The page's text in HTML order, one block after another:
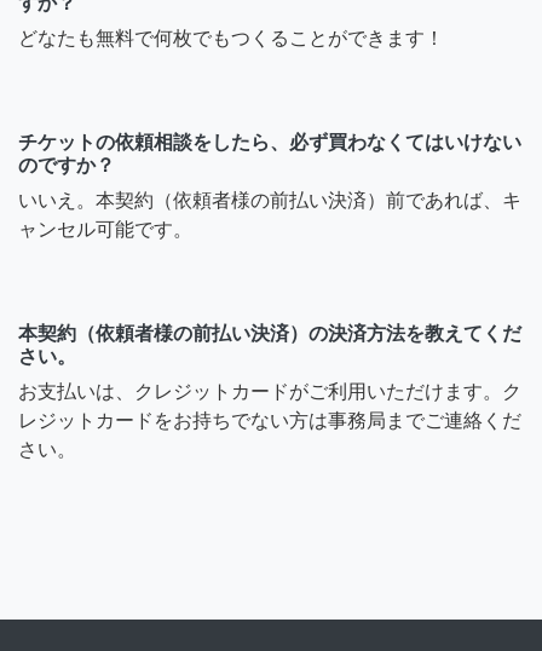
どなたも無料で何枚でもつくることができます！
チケットの依頼相談をしたら、必ず買わなくてはいけない
のですか？
いいえ。本契約（依頼者様の前払い決済）前であれば、キ
ャンセル可能です。
本契約（依頼者様の前払い決済）の決済方法を教えてくだ
さい。
お支払いは、クレジットカードがご利用いただけます。ク
レジットカードをお持ちでない方は事務局までご連絡くだ
さい。